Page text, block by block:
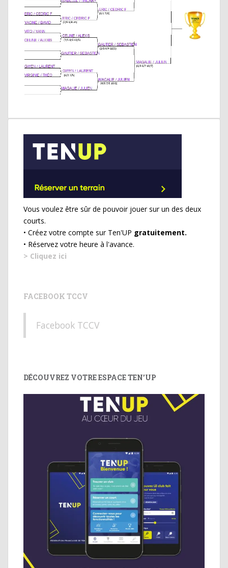
Vous voulez être sûr de pouvoir jouer sur un des deux
courts.
• Créez votre compte sur Ten'UP gratuitement.
• Réservez votre heure à l'avance.
> Cliquez ici
FACEBOOK TCCV
Facebook TCCV
DÉCOUVREZ VOTRE ESPACE TEN’UP